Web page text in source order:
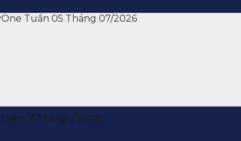
05 Tháng 07/2026